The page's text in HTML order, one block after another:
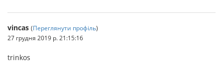
vincas (Переглянути профіль)
27 грудня 2019 р. 21:15:16
trinkos